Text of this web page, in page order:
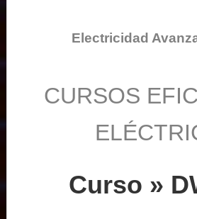
Electricidad
CURSOS
Curso »